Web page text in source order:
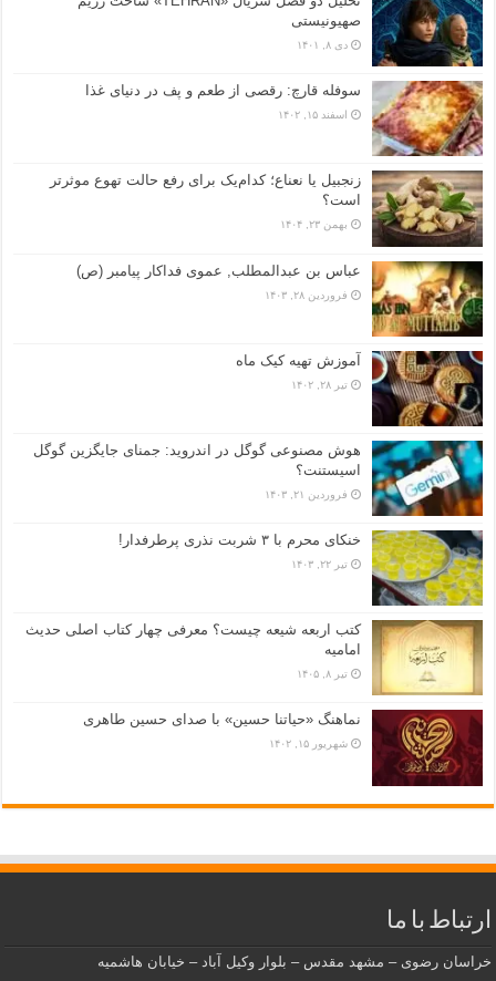
صهیونیستی
دی ۸, ۱۴۰۱
سوفله قارچ: رقصی از طعم و پف در دنیای غذا
اسفند ۱۵, ۱۴۰۲
زنجبیل یا نعناع؛ کدام‌یک برای رفع حالت تهوع موثرتر
است؟
بهمن ۲۳, ۱۴۰۴
عباس بن عبدالمطلب, عموی فداکار پیامبر (ص)
فروردین ۲۸, ۱۴۰۳
آموزش تهیه کیک ماه
تیر ۲۸, ۱۴۰۲
هوش مصنوعی گوگل در اندروید: جمنای جایگزین گوگل
اسیستنت؟
فروردین ۲۱, ۱۴۰۳
خنکای محرم با ۳ شربت نذری پرطرفدار!
تیر ۲۲, ۱۴۰۳
کتب اربعه شیعه چیست؟ معرفی چهار کتاب اصلی حدیث
امامیه
تیر ۸, ۱۴۰۵
نماهنگ «حياتنا حسين» با صدای حسین طاهری
شهریور ۱۵, ۱۴۰۲
ارتباط با ما
خراسان رضوی – مشهد مقدس – بلوار وکیل آباد – خیابان هاشمیه